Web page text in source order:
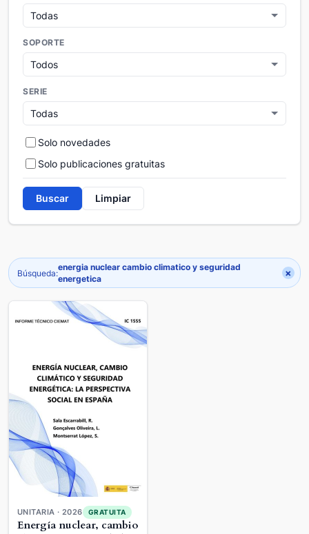
SOPORTE
SERIE
Solo novedades
Solo publicaciones gratuitas
Buscar Limpiar
Búsqueda:
energia nuclear cambio climatico y seguridad
energetica
×
UNITARIA · 2026 GRATUITA
Energía nuclear, cambio